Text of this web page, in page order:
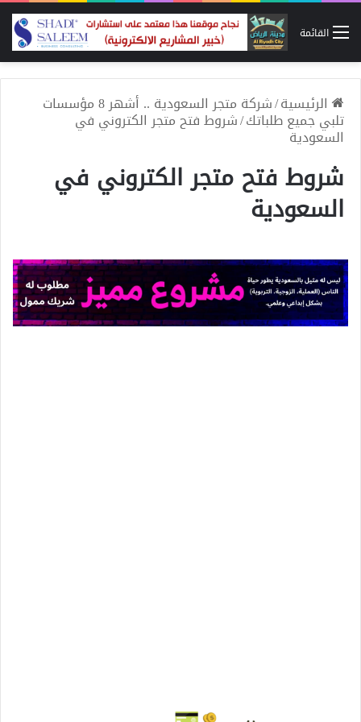
القائمة
الرئيسية/ شركة متجر السعودية .. أشهر 8 مؤسسات
تلبي جميع طلباتك/شروط فتح متجر الكتروني في
السعودية
شروط فتح متجر الكتروني في
السعودية